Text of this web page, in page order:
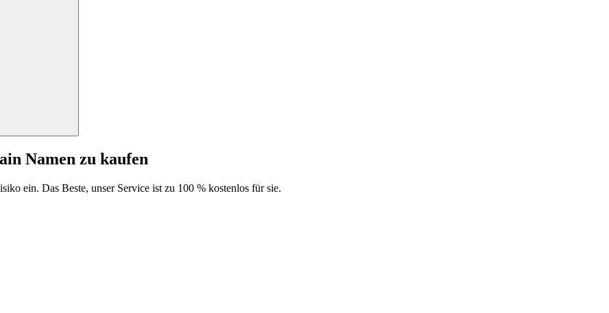
Namen zu kaufen
ein. Das Beste, unser Service ist zu 100 % kostenlos für sie.